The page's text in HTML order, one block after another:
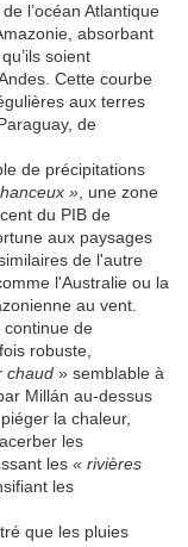
l’océan Atlantique
absorbant
soient
Cette courbe
aux terres
de
de précipitations
» , une zone
du PIB de
aux paysages
de l'autre
l'Australie ou la
au vent.
continue de
robuste,
chaud » semblable à
Millán au-dessus
la chaleur,
les
les « rivières
les
que les pluies